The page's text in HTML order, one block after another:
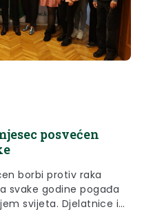
posvećen
borbi protiv raka
svake godine pogađa
svijeta. Djelatnice i